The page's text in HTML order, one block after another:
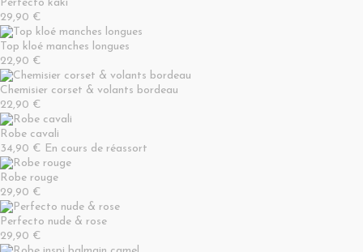
Perfecto kaki
29,90 €
Top kloé manches longues
22,90 €
Chemisier corset & volants bordeau
22,90 €
Robe cavali
34,90 € En cours de réassort
Robe rouge
29,90 €
Perfecto nude & rose
29,90 €